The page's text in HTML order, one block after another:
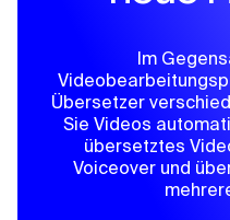
Im
Übersetzer
Sie Videos
übersetztes
Voiceover und